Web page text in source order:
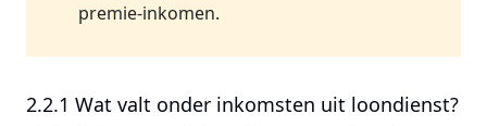
premie-inkomen.
2.2.1 Wat valt onder inkomsten uit loondienst?